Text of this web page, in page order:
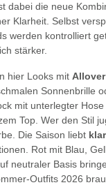
dabei die neue
Klarheit. Selbst
werden kontrolliert
stärker.
hier Looks mit
Sonnenbrille
mit unterlegter
Top. Wer den Stil
Die Saison liebt
Rot mit Blau,
neutraler Basis
Outfits 2026